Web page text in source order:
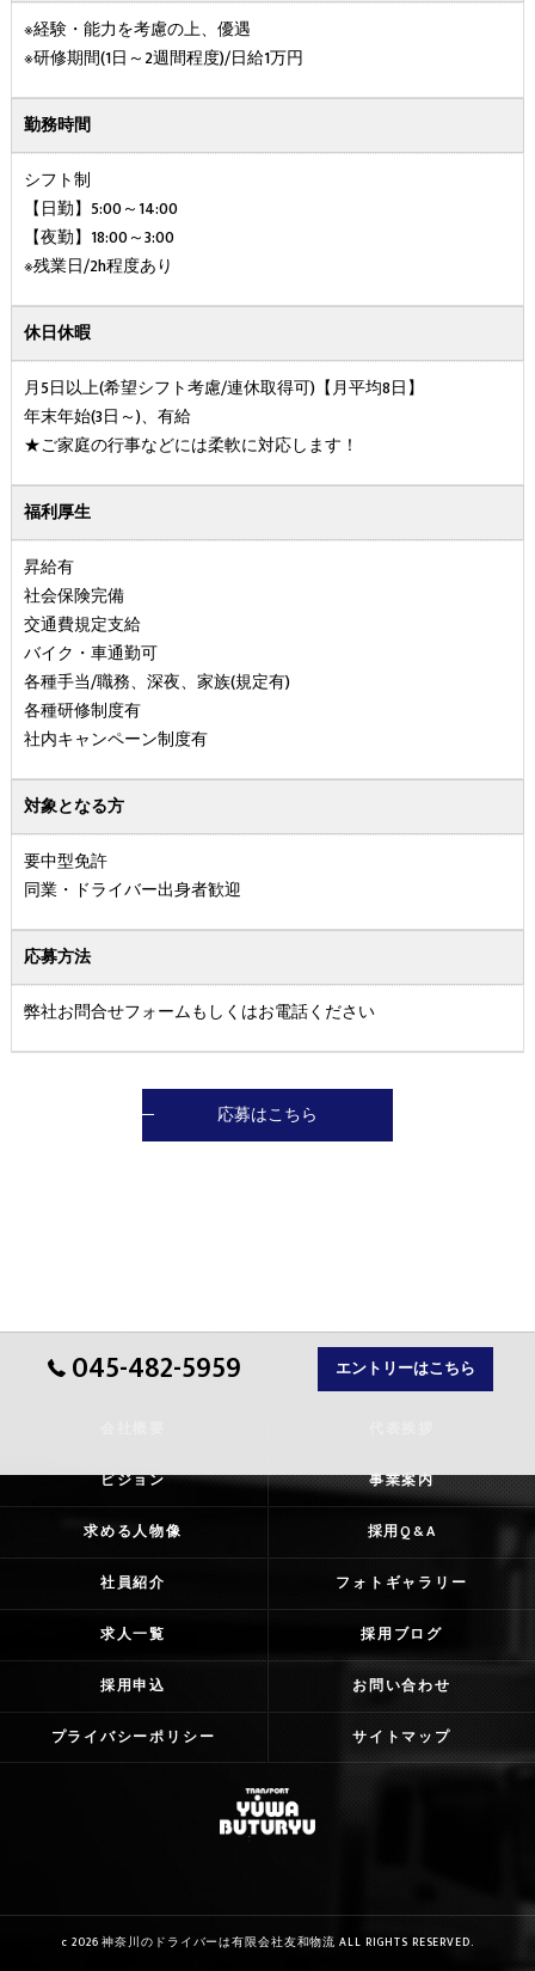
※経験・能力を考慮の上、優遇
※研修期間(1日～2週間程度)/日給1万円
勤務時間
シフト制
【日勤】5:00～14:00
【夜勤】18:00～3:00
※残業日/2h程度あり
休日休暇
月5日以上(希望シフト考慮/連休取得可)【月平均8日】
年末年始(3日～)、有給
★ご家庭の行事などには柔軟に対応します！
福利厚生
昇給有
社会保険完備
交通費規定支給
バイク・車通勤可
各種手当/職務、深夜、家族(規定有)
各種研修制度有
社内キャンペーン制度有
対象となる方
要中型免許
同業・ドライバー出身者歓迎
応募方法
弊社お問合せフォームもしくはお電話ください
応募はこちら
045-482-5959 エントリーはこちら
ビジョン 事業案内
求める人物像 採用Q&A
社員紹介 フォトギャラリー
求人一覧 採用ブログ
採用申込 お問い合わせ
プライバシーポリシー サイトマップ
c 2026 神奈川のドライバーは有限会社友和物流 ALL RIGHTS RESERVED.